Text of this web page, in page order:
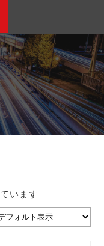
います